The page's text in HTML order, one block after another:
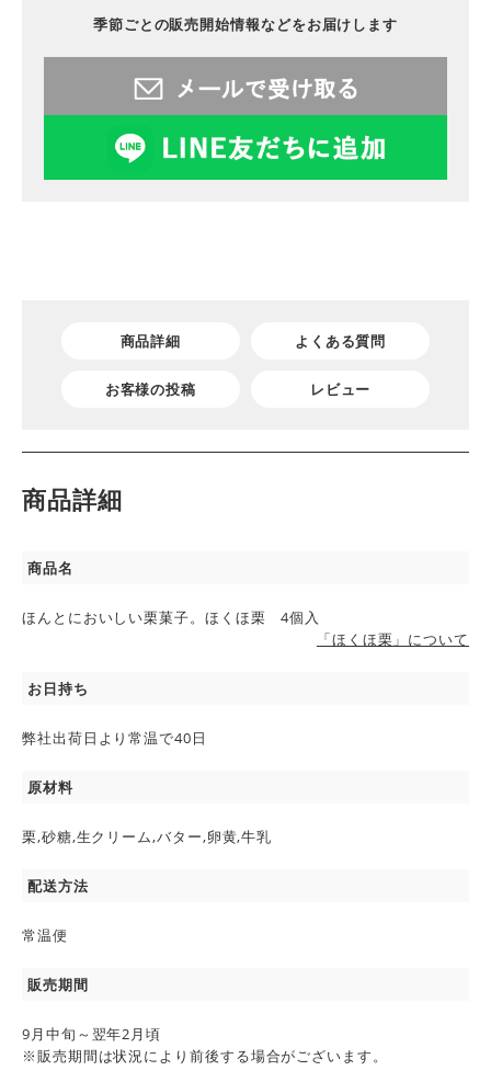
季節ごとの販売開始情報などをお届けします
商品詳細 よくある質問
お客様の投稿 レビュー
商品詳細
商品名
ほんとにおいしい栗菓子。ほくほ栗 4個入
「ほくほ栗」について
お日持ち
弊社出荷日より常温で40日
原材料
栗,砂糖,生クリーム,バター,卵黄,牛乳
配送方法
常温便
販売期間
9月中旬～翌年2月頃
※販売期間は状況により前後する場合がございます。